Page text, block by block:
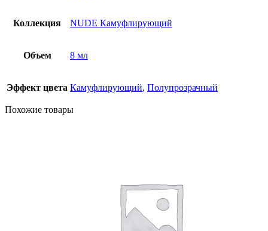
Коллекция NUDE Камуфлирующий
Объем 8 мл
Эффект цвета Камуфлирующий, Полупрозрачный
Похожие товары